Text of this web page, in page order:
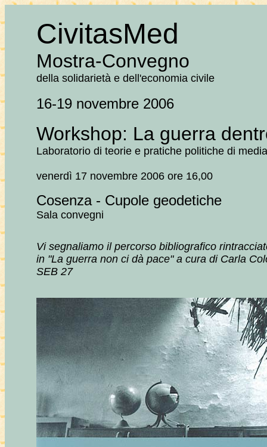
CivitasMed
Mostra-Convegno
della solidarietà e dell'economia civile
16-19 novembre 2006
Workshop: La guerra
Laboratorio di teorie e pratiche politiche di
venerdì 17 novembre 2006 ore 16,00
Cosenza - Cupole geodetiche
Sala convegni
Vi segnaliamo il percorso bibliografico
in "La guerra non ci dà pace" a cura di Carla
SEB 27